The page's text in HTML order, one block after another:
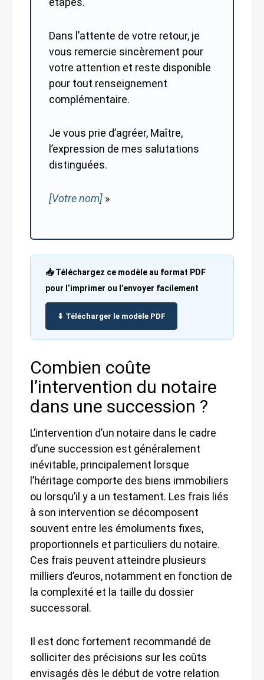
Dans l’attente de votre retour, je
vous remercie sincèrement pour
votre attention et reste disponible
pour tout renseignement
complémentaire.
Je vous prie d’agréer, Maître,
l’expression de mes salutations
distinguées.
[Votre nom] »
📥 Téléchargez ce modèle au format PDF
pour l’imprimer ou l’envoyer facilement
⬇ Télécharger le modèle PDF
Combien coûte
l’intervention du notaire
dans une succession ?
L’intervention d’un notaire dans le cadre
d’une succession est généralement
inévitable, principalement lorsque
l’héritage comporte des biens immobiliers
ou lorsqu’il y a un testament. Les frais liés
à son intervention se décomposent
souvent entre les émoluments fixes,
proportionnels et particuliers du notaire.
Ces frais peuvent atteindre plusieurs
milliers d’euros, notamment en fonction de
la complexité et la taille du dossier
successoral.
Il est donc fortement recommandé de
solliciter des précisions sur les coûts
envisagés dès le début de votre relation